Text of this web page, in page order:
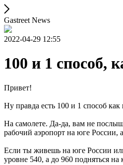
Gastreet News
2022-04-29 12:55
100 и 1 способ,
Привет!
Ну правда есть 100 и 1 способ
На самолете. Да-да, вам не
рабочий аэропорт на юге
Если ты живешь на юге России
уровне 540, а до 960 подняться